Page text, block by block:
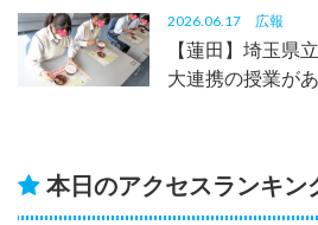
2026.06.17 広報
【蓮田】埼玉県
大連携の授業が
本日のアクセスランキン